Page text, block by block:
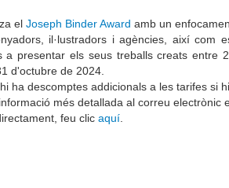
el Joseph Binder Award amb un
il·lustradors i agències, així com
a presentar els seus treballs creats entre
d'octubre de 2024.
ha descomptes addicionals a les tarifes si
més detallada al correu electrònic
feu clic aquí